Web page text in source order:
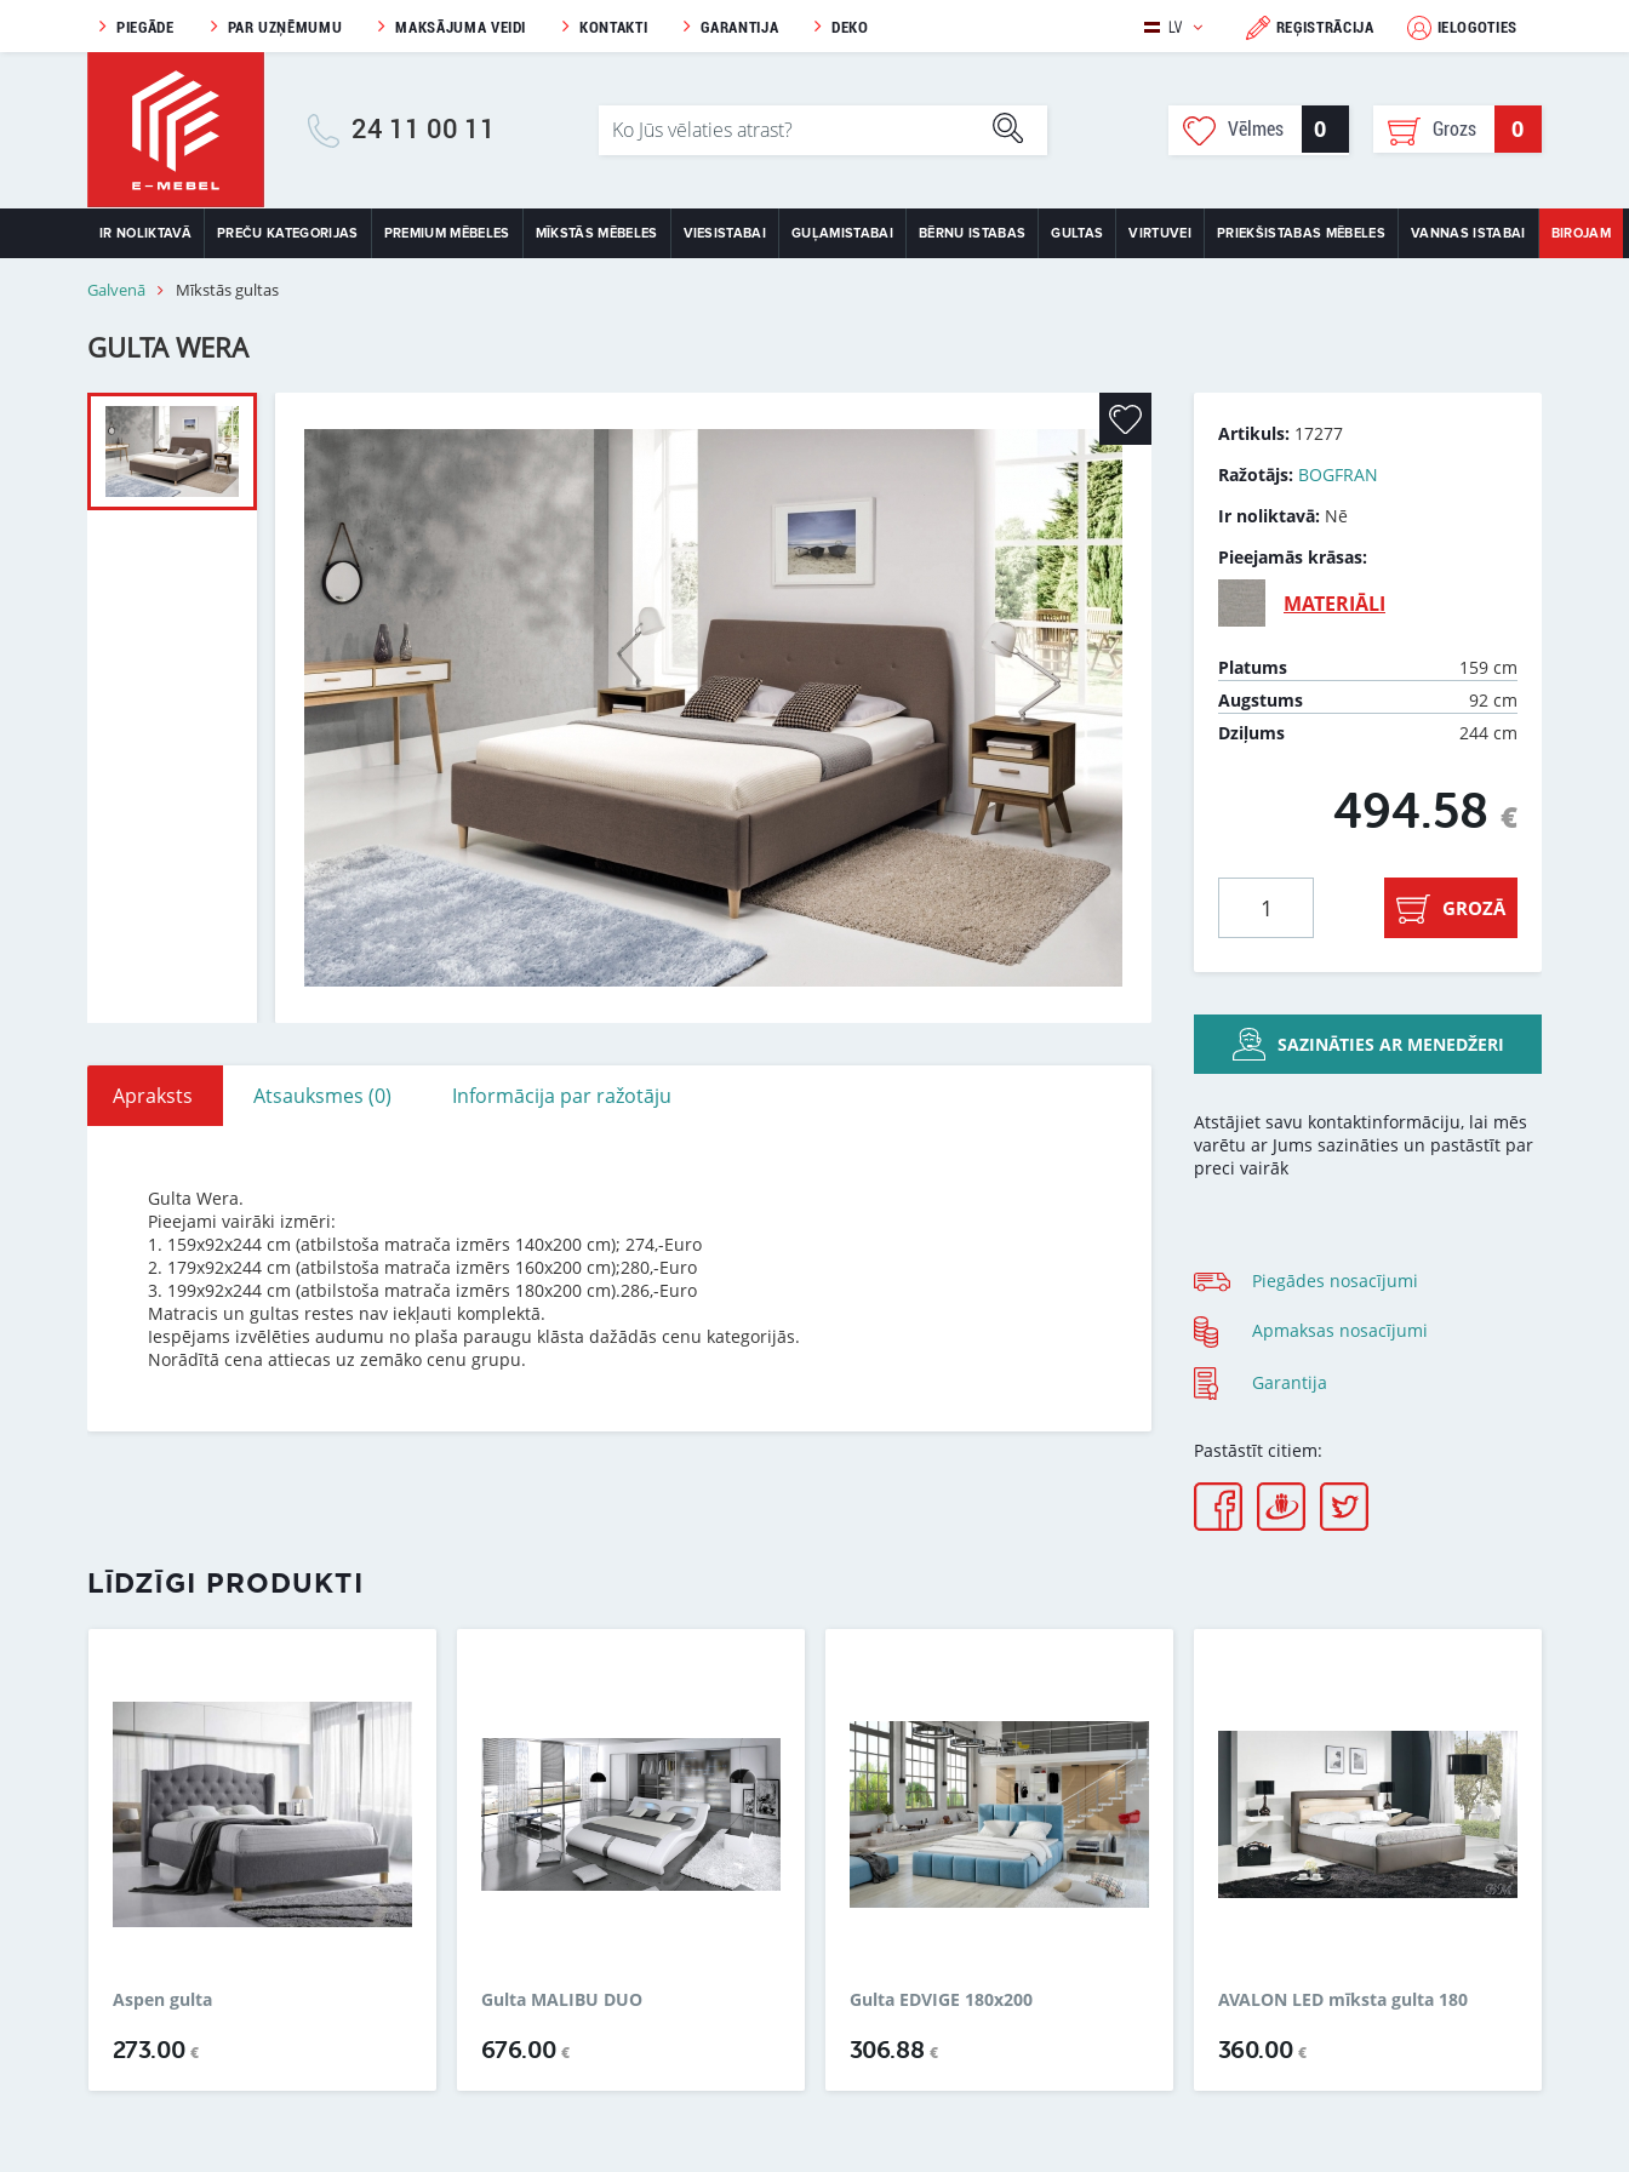
PIEGĀDE PAR UZŅĒMUMU MAKSĀJUMA VEIDI KONTAKTI GARANTIJA DEKO LV REĢISTRĀCIJA IELOGOTIES
24 11 00 11 Vēlmes 0 Grozs 0
IR NOLIKTAVĀ PREČU KATEGORIJAS PREMIUM MĒBELES MĪKSTĀS MĒBELES VIESISTABAI GUĻAMISTABAI BĒRNU ISTABAS GULTAS VIRTUVEI PRIEKŠISTABAS MĒBELES VANNAS ISTABAI BIROJAM
Galvenā Mīkstās gultas
GULTA WERA
Artikuls: 17277
Ražotājs: BOGFRAN
Ir noliktavā: Nē
Pieejamās krāsas:
MATERIĀLI
Platums
159 cm
Augstums
92 cm
Dziļums
244 cm
494.58 €
GROZĀ
SAZINĀTIES AR MENEDŽERI
Atstājiet savu kontaktinformāciju, lai mēs
varētu ar Jums sazināties un pastāstīt par
preci vairāk
Piegādes nosacījumi
Apmaksas nosacījumi
Garantija
Pastāstīt citiem:
Apraksts
Gulta Wera.
Pieejami vairāki izmēri:
1. 159x92x244 cm (atbilstoša matrača izmērs 140x200 cm); 274,-Euro
2. 179x92x244 cm (atbilstoša matrača izmērs 160x200 cm);280,-Euro
3. 199x92x244 cm (atbilstoša matrača izmērs 180x200 cm).286,-Euro
Matracis un gultas restes nav iekļauti komplektā.
Iespējams izvēlēties audumu no plaša paraugu klāsta dažādās cenu kategorijās.
Norādītā cena attiecas uz zemāko cenu grupu.
Atsauksmes (0) Informācija par ražotāju
LĪDZĪGI PRODUKTI
Aspen gulta
273.00 €
Gulta MALIBU DUO
676.00 €
Gulta EDVIGE 180x200
306.88 €
AVALON LED mīksta gulta 180
360.00 €